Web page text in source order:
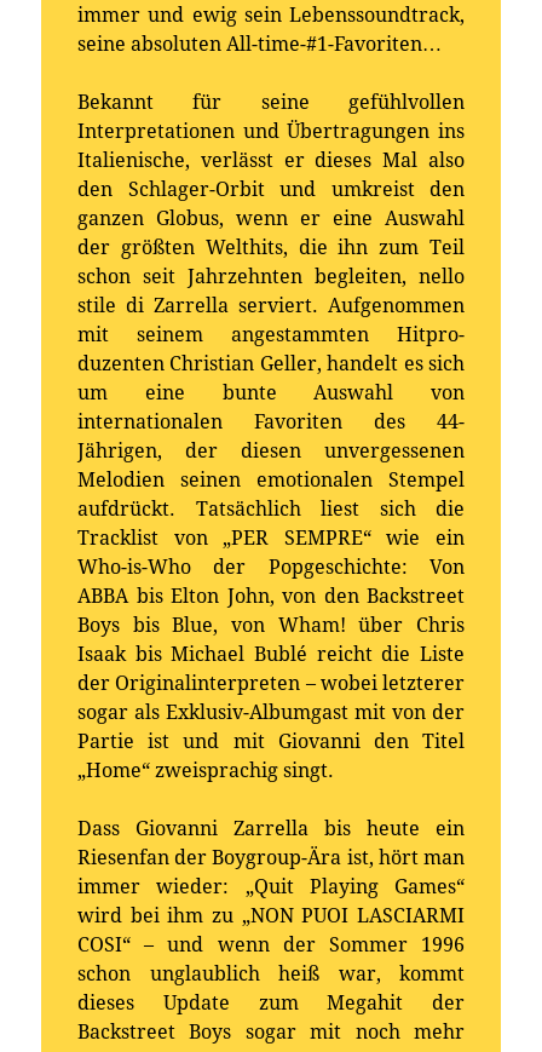
immer und ewig sein Lebenssoundtrack,
seine absoluten All-time-#1-Favoriten…
Bekannt für seine gefühlvollen
Interpretationen und Übertragungen ins
Italienische, verlässt er dieses Mal also
den Schlager-Orbit und umkreist den
ganzen Globus, wenn er eine Auswahl
der größten Welthits, die ihn zum Teil
schon seit Jahrzehnten begleiten, nello
stile di Zarrella serviert. Aufgenommen
mit seinem angestammten Hitpro-
duzenten Christian Geller, handelt es sich
um eine bunte Auswahl von
internationalen Favoriten des 44-
Jährigen, der diesen unvergessenen
Melodien seinen emotionalen Stempel
aufdrückt. Tatsächlich liest sich die
Tracklist von „PER SEMPRE“ wie ein
Who-is-Who der Popgeschichte: Von
ABBA bis Elton John, von den Backstreet
Boys bis Blue, von Wham! über Chris
Isaak bis Michael Bublé reicht die Liste
der Originalinterpreten – wobei letzterer
sogar als Exklusiv-Albumgast mit von der
Partie ist und mit Giovanni den Titel
„Home“ zweisprachig singt.
Dass Giovanni Zarrella bis heute ein
Riesenfan der Boygroup-Ära ist, hört man
immer wieder: „Quit Playing Games“
wird bei ihm zu „NON PUOI LASCIARMI
COSI“ – und wenn der Sommer 1996
schon unglaublich heiß war, kommt
dieses Update zum Megahit der
Backstreet Boys sogar mit noch mehr